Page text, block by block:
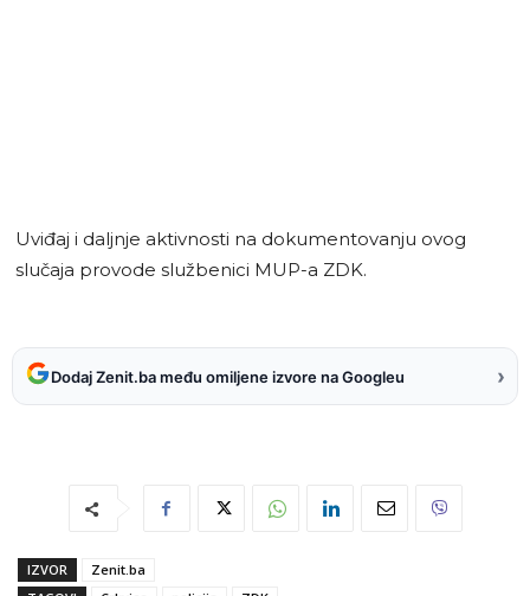
Uviđaj i daljnje aktivnosti na dokumentovanju ovog
slučaja provode službenici MUP-a ZDK.
Dodaj Zenit.ba među omiljene izvore na Googleu ›
IZVOR
Zenit.ba